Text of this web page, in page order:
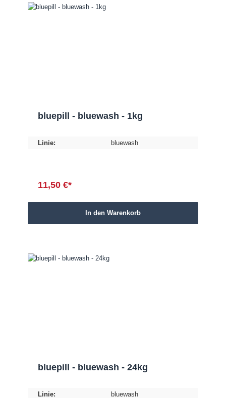
bluepill - bluewash - 1kg
Linie: bluewash
11,50 €*
In den Warenkorb
bluepill - bluewash - 24kg
Linie: bluewash